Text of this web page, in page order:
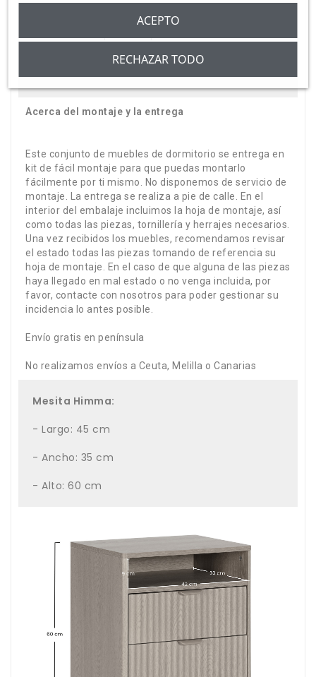
Antes de adquirir este pack, asegúrate de
perfectamente.
Acerca del montaje y la entrega
Este conjunto de muebles de dormitorio se entrega en
kit de fácil montaje para que puedas montarlo
fácilmente por ti mismo. No disponemos de servicio de
montaje. La entrega se realiza a pie de calle. En el
interior del embalaje incluimos la hoja de montaje, así
como todas las piezas, tornillería y herrajes necesarios.
Una vez recibidos los muebles, recomendamos revisar
el estado todas las piezas tomando de referencia su
hoja de montaje. En el caso de que alguna de las piezas
haya llegado en mal estado o no venga incluida, por
favor, contacte con nosotros para poder gestionar su
incidencia lo antes posible.
Envío gratis en península
No realizamos envíos a Ceuta, Melilla o Canarias
Mesita Himma:
- Largo: 45 cm
- Ancho: 35 cm
- Alto: 60 cm
RECHAZAR TODO
ACEPTO